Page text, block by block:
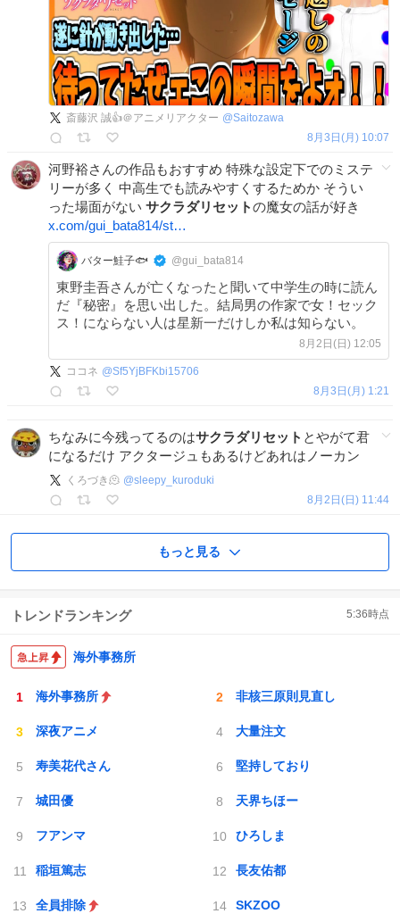
斎藤沢 誠👍＠アニメリアクター @Saitozawa
8月3日(月) 10:07
河野裕さんの作品もおすすめ 特殊な設定下でのミステ
リーが多く 中高生でも読みやすくするためか そうい
った場面がない サクラダリセットの魔女の話が好き
x.com/gui_bata814/st…
バター鮭子🐟 @gui_bata814
東野圭吾さんが亡くなったと聞いて中学生の時に読ん
だ『秘密』を思い出した。結局男の作家で女！セック
ス！にならない人は星新一だけしか私は知らない。
8月2日(日) 12:05
ココネ @Sf5YjBFKbi15706
8月3日(月) 1:21
ちなみに今残ってるのはサクラダリセット とやがて君
になるだけ アクタージュもあるけどあれはノーカン
くろづき🫠 @sleepy_kuroduki
8月2日(日) 11:44
もっと見る
トレンドランキング 5:36時点
海外事務所
海外事務所 非核三原則見直し
深夜アニメ 大量注文
寿美花代さん 堅持しており
城田優 天界ちほー
フアンマ ひろしま
稲垣篤志 長友佑都
全員排除 SKZOO